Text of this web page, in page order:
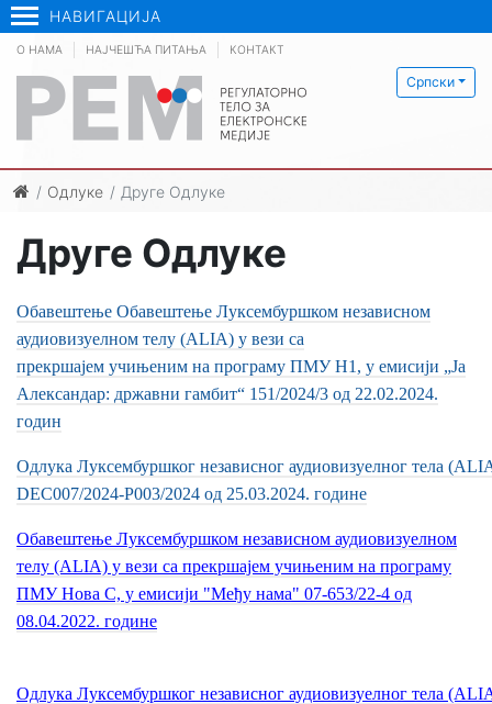
НАВИГАЦИЈА
Српски
О НАМА НАЈЧЕШЋА ПИТАЊА КОНТАКТ
Одлуке Друге Одлуке
Друге Одлуке
Обавештење Обавештење Луксембуршком независном
аудиовизуелном телу (ALIA) у вези са
прекршајем учињеним на пpограму ПМУ Н1, у емисији „Ја
Александар: државни гамбит“ 151/2024/3 од 22.02.2024.
годин
Одлука Луксембуршког независног аудиовизуелног тела
DEC007/2024-P003/2024 од 25.03.2024. године
Обавештење Луксембуршком независном аудиовизуелном
телу (ALIA) у вези са прекршајем учињеним на пpограму
ПМУ Нова С, у емисији "Међу нама" 07-653/22-4 од
08.04.2022. године
Одлука Луксембуршког независног аудиовизуелног тела